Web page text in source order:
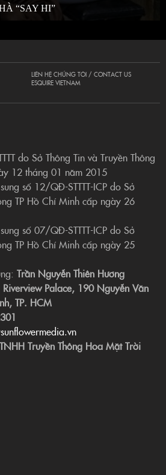
“SAY HI”
LIÊN HỆ CHÚNG TÔI / CONTACT US
ESQUIRE VIETNAM
do Sở Thông Tin và Truyền Thông
12 tháng 01 năm 2015
số 12/QĐ-STTTT-ICP do Sở
TP Hồ Chí Minh cấp ngày 26
số 07/QĐ-STTTT-ICP do Sở
TP Hồ Chí Minh cấp ngày 25
Trần Nguyễn Thiên Hương
Palace, 190 Nguyễn Văn
TP. HCM
Truyền Thông Hoa Mặt Trời